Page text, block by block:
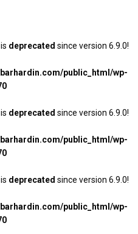
deprecated since version 6.9.0!
public_html/wp-
deprecated since version 6.9.0!
public_html/wp-
deprecated since version 6.9.0!
public_html/wp-